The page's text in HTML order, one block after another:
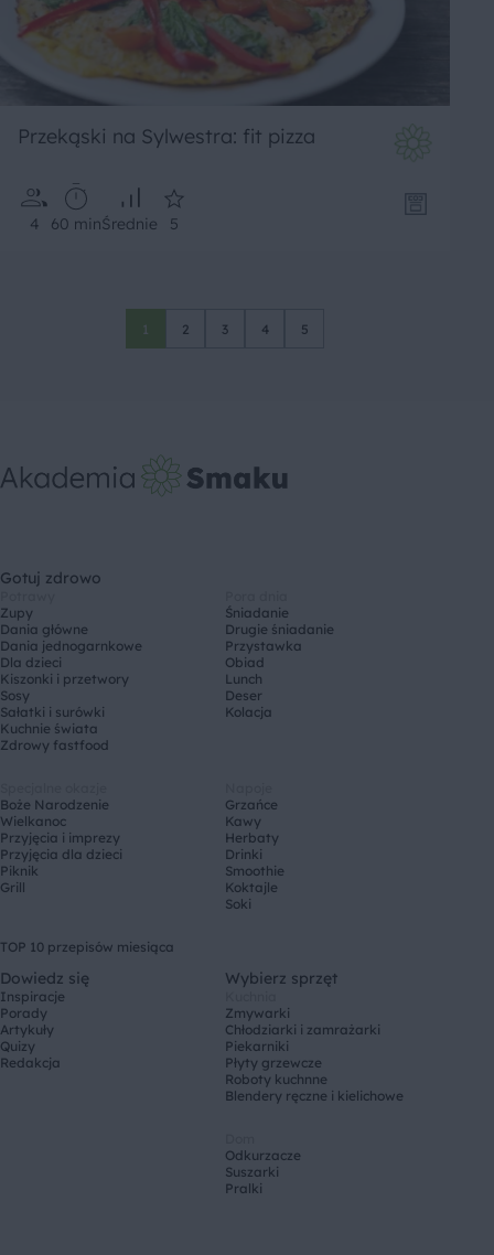
Przekąski na Sylwestra: fit pizza
4 60 minŚrednie 5
1 2 3 4 5
Gotuj zdrowo
Zupy
Dania główne
Dania jednogarnkowe
Dla dzieci
Kiszonki i przetwory
Sosy
Sałatki i surówki
Kuchnie świata
Zdrowy fastfood
Śniadanie
Drugie śniadanie
Przystawka
Obiad
Lunch
Deser
Kolacja
Boże Narodzenie
Wielkanoc
Przyjęcia i imprezy
Przyjęcia dla dzieci
Piknik
Grill
Grzańce
Kawy
Herbaty
Drinki
Smoothie
Koktajle
Soki
TOP 10 przepisów miesiąca
Dowiedz się
Inspiracje
Porady
Artykuły
Quizy
Redakcja
Wybierz sprzęt
Zmywarki
Chłodziarki i zamrażarki
Piekarniki
Płyty grzewcze
Roboty kuchnne
Blendery ręczne i kielichowe
Odkurzacze
Suszarki
Pralki